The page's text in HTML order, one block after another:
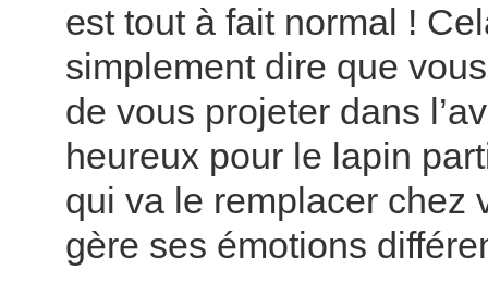
est tout à fait normal !
simplement dire que
de vous projeter dans
heureux pour le lapin
qui va le remplacer chez
gère ses émotions